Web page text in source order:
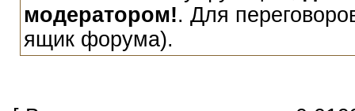
модератором!. Для
ящик форума).